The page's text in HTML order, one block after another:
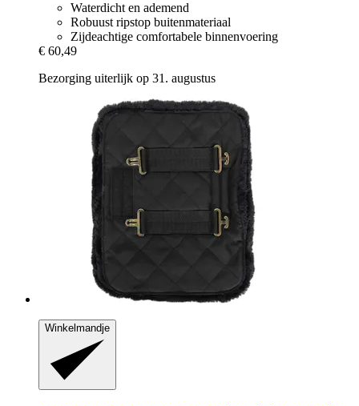
Waterdicht en ademend
Robuust ripstop buitenmateriaal
Zijdeachtige comfortabele binnenvoering
€ 60,49
Bezorging uiterlijk op 31. augustus
Winkelmandje